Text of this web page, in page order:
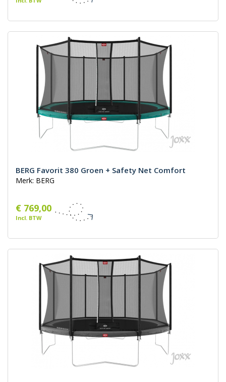
BERG Favorit 380 Groen + Safety Net Comfort
Merk: BERG
€ 769,00
Incl. BTW